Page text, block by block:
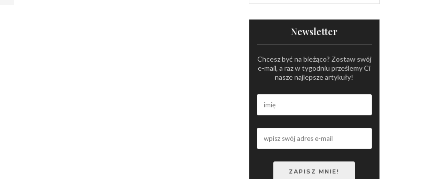
Newsletter
Chcesz być na bieżąco? Zostaw swój
e-mail, a raz w tygodniu prześlemy Ci
nasze najlepsze artykuły!